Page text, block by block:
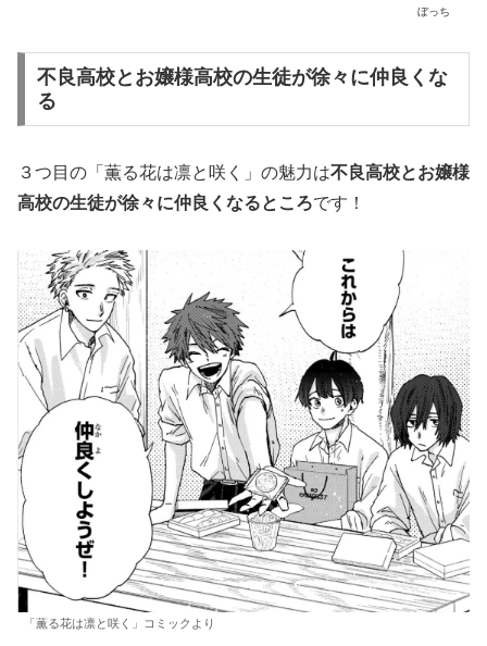
ぼっち
不良高校とお嬢様高校の生徒が徐々に仲良くな
る
３つ目の「薫る花は凛と咲く」の魅力は不良高校とお嬢様
高校の生徒が徐々に仲良くなるところです！
「薫る花は凛と咲く」コミックより